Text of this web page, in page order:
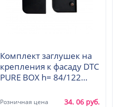
Комплект заглушек на
крепления к фасаду DTC
PURE BOX h= 84/122
Розничная цена 34. 06 руб.